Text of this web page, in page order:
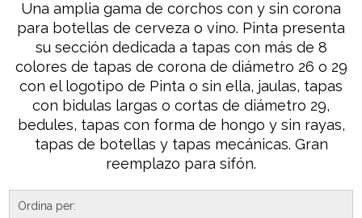
Una amplia gama de corchos con y sin corona
para botellas de cerveza o vino. Pinta presenta
su sección dedicada a tapas con más de 8
colores de tapas de corona de diámetro 26 o 29
con el logotipo de Pinta o sin ella, jaulas, tapas
con bidulas largas o cortas de diámetro 29,
bedules, tapas con forma de hongo y sin rayas,
tapas de botellas y tapas mecánicas. Gran
reemplazo para sifón.